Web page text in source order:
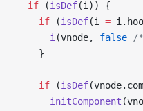
  if
(isDef(i)) {
    if
(isDef(i =
      i
(vnode, false /
    }
    if
(isDef
      initComponent